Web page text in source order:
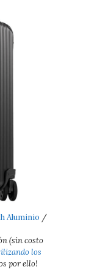
Aluminio /
(sin costo
los
por ello!